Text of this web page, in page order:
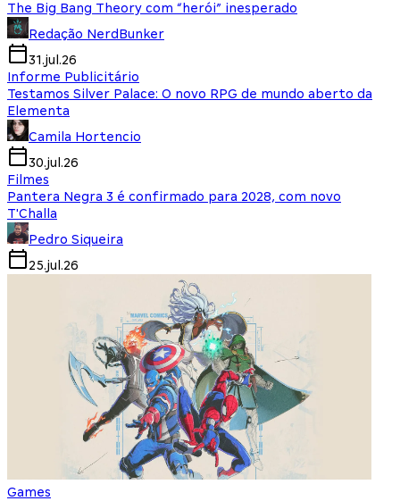
The Big Bang Theory com “herói” inesperado
Redação NerdBunker
31.jul.26
Informe Publicitário
Testamos Silver Palace: O novo RPG de mundo aberto da
Elementa
Camila Hortencio
30.jul.26
Filmes
Pantera Negra 3 é confirmado para 2028, com novo
T'Challa
Pedro Siqueira
25.jul.26
Games